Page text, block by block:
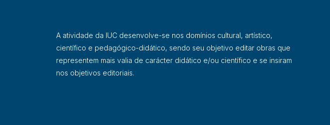
A atividade da IUC desenvolve-se nos domínios cultural, artístico,
científico e pedagógico-didático, sendo seu objetivo editar obras que
representem mais valia de carácter didático e/ou científico e se insiram
nos objetivos editoriais.